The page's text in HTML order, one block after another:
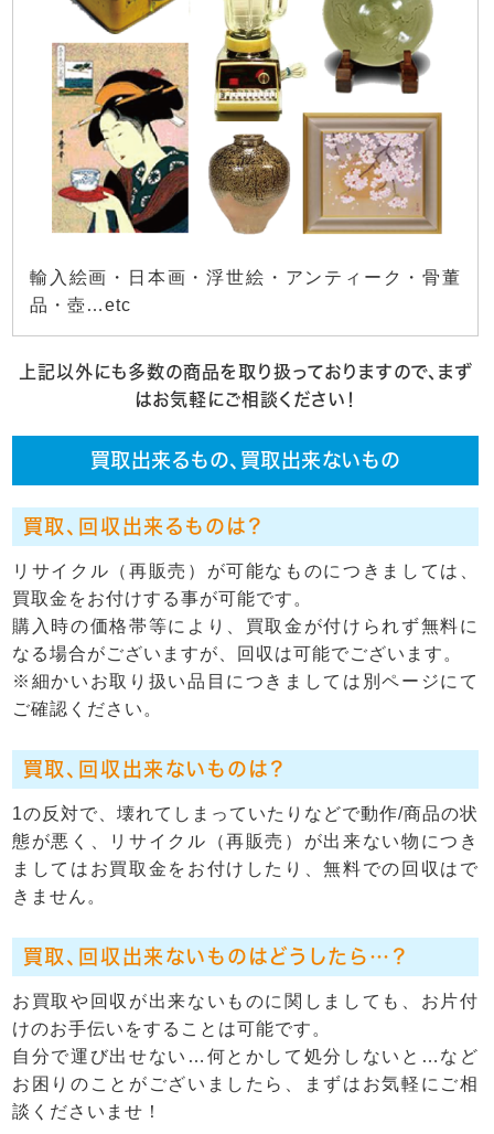
輸入絵画・日本画・浮世絵・アンティーク・骨董
品・壺…etc
上記以外にも多数の商品を取り扱っておりますので、まず
はお気軽にご相談ください！
買取出来るもの、買取出来ないもの
買取、回収出来るものは？
リサイクル（再販売）が可能なものにつきましては、
買取金をお付けする事が可能です。
購入時の価格帯等により、買取金が付けられず無料に
なる場合がございますが、回収は可能でございます。
※細かいお取り扱い品目につきましては別ページにて
ご確認ください。
買取、回収出来ないものは？
1の反対で、壊れてしまっていたりなどで動作/商品の状
態が悪く、リサイクル（再販売）が出来ない物につき
ましてはお買取金をお付けしたり、無料での回収はで
きません。
買取、回収出来ないものはどうしたら…？
お買取や回収が出来ないものに関しましても、お片付
けのお手伝いをすることは可能です。
自分で運び出せない…何とかして処分しないと…など
お困りのことがございましたら、まずはお気軽にご相
談くださいませ！